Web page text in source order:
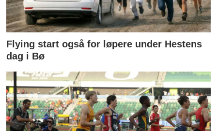
Flying start også for løpere under Hestens
dag i Bø